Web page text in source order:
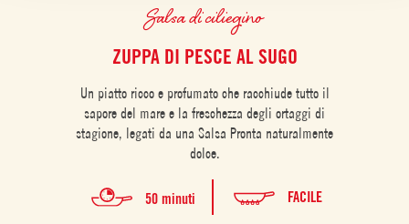
Salsa di ciliegino
ZUPPA DI PESCE AL SUGO
Un piatto ricco e profumato che racchiude tutto il
sapore del mare e la freschezza degli ortaggi di
stagione, legati da una Salsa Pronta naturalmente
dolce.
50 minuti FACILE